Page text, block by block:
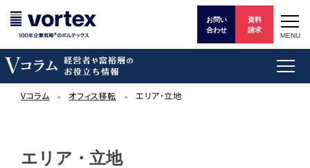
お問い
合わせ
資料
請求
MENU
Vコラム オフィス移転 エリア・立地
エリア・立地